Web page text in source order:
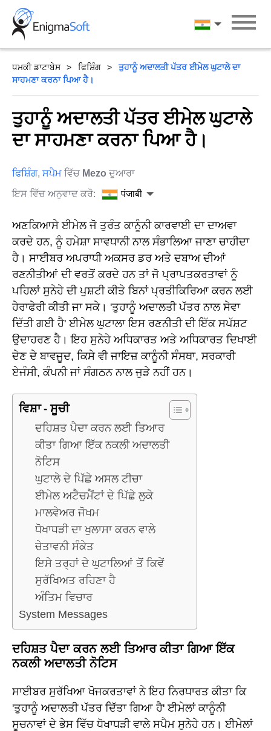
Skip
content
पंजाबी
ਧਮਕੀ ਡਾਟਾਬੇਸ ਫਿਸ਼ਿੰਗ
ਤੁਹਾਨੂੰ ਅਦਾਲਤੀ ਪੱਤਰ ਈਮੇਲ ਘੁਟਾਲੇ ਦਾ
ਸਾਹਮਣਾ ਕਰਨਾ ਪਿਆ ਹੈ।
ਤੁਹਾਨੂੰ ਅਦਾਲਤੀ ਪੱਤਰ ਈਮੇਲ ਘੁਟਾਲੇ
ਦਾ ਸਾਹਮਣਾ ਕਰਨਾ ਪਿਆ ਹੈ।
ਫਿਸ਼ਿੰਗ, ਸਪੈਮ ਵਿੱਚ Mezo ਦੁਆਰਾ
ਇਸ ਵਿੱਚ ਅਨੁਵਾਦ ਕਰੋ:
पंजाबी
ਅਣਕਿਆਸੇ ਈਮੇਲ ਜੋ ਤੁਰੰਤ ਕਾਨੂੰਨੀ ਕਾਰਵਾਈ ਦਾ ਦਾਅਵਾ
ਕਰਦੇ ਹਨ, ਨੂੰ ਹਮੇਸ਼ਾ ਸਾਵਧਾਨੀ ਨਾਲ ਸੰਭਾਲਿਆ ਜਾਣਾ ਚਾਹੀਦਾ
ਹੈ। ਸਾਈਬਰ ਅਪਰਾਧੀ ਅਕਸਰ ਡਰ ਅਤੇ ਦਬਾਅ ਦੀਆਂ
ਰਣਨੀਤੀਆਂ ਦੀ ਵਰਤੋਂ ਕਰਦੇ ਹਨ ਤਾਂ ਜੋ ਪ੍ਰਾਪਤਕਰਤਾਵਾਂ ਨੂੰ
ਪਹਿਲਾਂ ਸੁਨੇਹੇ ਦੀ ਪੁਸ਼ਟੀ ਕੀਤੇ ਬਿਨਾਂ ਪ੍ਰਤੀਕਿਰਿਆ ਕਰਨ ਲਈ
ਹੇਰਾਫੇਰੀ ਕੀਤੀ ਜਾ ਸਕੇ। 'ਤੁਹਾਨੂੰ ਅਦਾਲਤੀ ਪੱਤਰ ਨਾਲ ਸੇਵਾ
ਦਿੱਤੀ ਗਈ ਹੈ' ਈਮੇਲ ਘੁਟਾਲਾ ਇਸ ਰਣਨੀਤੀ ਦੀ ਇੱਕ ਸਪੱਸ਼ਟ
ਉਦਾਹਰਣ ਹੈ। ਇਹ ਸੁਨੇਹੇ ਅਧਿਕਾਰਤ ਅਤੇ ਅਧਿਕਾਰਤ ਦਿਖਾਈ
ਦੇਣ ਦੇ ਬਾਵਜੂਦ, ਕਿਸੇ ਵੀ ਜਾਇਜ਼ ਕਾਨੂੰਨੀ ਸੰਸਥਾ, ਸਰਕਾਰੀ
ਏਜੰਸੀ, ਕੰਪਨੀ ਜਾਂ ਸੰਗਠਨ ਨਾਲ ਜੁੜੇ ਨਹੀਂ ਹਨ।
ਵਿਸ਼ਾ - ਸੂਚੀ
ਦਹਿਸ਼ਤ ਪੈਦਾ ਕਰਨ ਲਈ ਤਿਆਰ
ਕੀਤਾ ਗਿਆ ਇੱਕ ਨਕਲੀ ਅਦਾਲਤੀ
ਨੋਟਿਸ
ਘੁਟਾਲੇ ਦੇ ਪਿੱਛੇ ਅਸਲ ਟੀਚਾ
ਈਮੇਲ ਅਟੈਚਮੈਂਟਾਂ ਦੇ ਪਿੱਛੇ ਲੁਕੇ
ਮਾਲਵੇਅਰ ਜੋਖਮ
ਧੋਖਾਧੜੀ ਦਾ ਖੁਲਾਸਾ ਕਰਨ ਵਾਲੇ
ਚੇਤਾਵਨੀ ਸੰਕੇਤ
ਇਸੇ ਤਰ੍ਹਾਂ ਦੇ ਘੁਟਾਲਿਆਂ ਤੋਂ ਕਿਵੇਂ
ਸੁਰੱਖਿਅਤ ਰਹਿਣਾ ਹੈ
ਅੰਤਿਮ ਵਿਚਾਰ
System Messages
ਦਹਿਸ਼ਤ ਪੈਦਾ ਕਰਨ ਲਈ ਤਿਆਰ ਕੀਤਾ ਗਿਆ ਇੱਕ
ਨਕਲੀ ਅਦਾਲਤੀ ਨੋਟਿਸ
ਸਾਈਬਰ ਸੁਰੱਖਿਆ ਖੋਜਕਰਤਾਵਾਂ ਨੇ ਇਹ ਨਿਰਧਾਰਤ ਕੀਤਾ ਕਿ
'ਤੁਹਾਨੂੰ ਅਦਾਲਤੀ ਪੱਤਰ ਦਿੱਤਾ ਗਿਆ ਹੈ' ਈਮੇਲਾਂ ਕਾਨੂੰਨੀ
ਸੂਚਨਾਵਾਂ ਦੇ ਭੇਸ ਵਿੱਚ ਧੋਖਾਧੜੀ ਵਾਲੇ ਸਪੈਮ ਸੁਨੇਹੇ ਹਨ। ਈਮੇਲਾਂ